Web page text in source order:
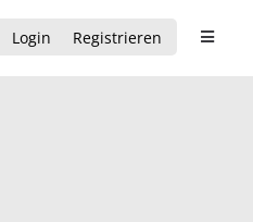
Login Registrieren